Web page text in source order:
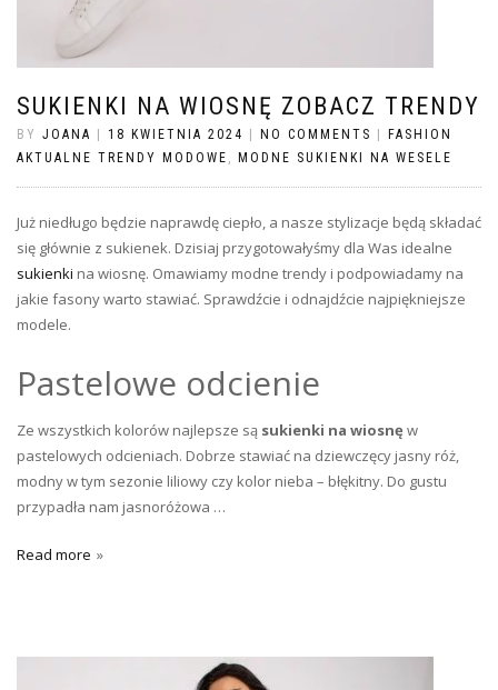
SUKIENKI NA WIOSNĘ ZOBACZ TRENDY
BY JOANA 18 KWIETNIA 2024 NO COMMENTS
FASHION
AKTUALNE TRENDY MODOWE , MODNE SUKIENKI NA WESELE
Już niedługo będzie naprawdę ciepło, a nasze stylizacje będą składać
się głównie z sukienek. Dzisiaj przygotowałyśmy dla Was idealne
sukienki na wiosnę. Omawiamy modne trendy i podpowiadamy na
jakie fasony warto stawiać. Sprawdźcie i odnajdźcie najpiękniejsze
modele.
Pastelowe odcienie
Ze wszystkich kolorów najlepsze są sukienki na wiosnę w
pastelowych odcieniach. Dobrze stawiać na dziewczęcy jasny róż,
modny w tym sezonie liliowy czy kolor nieba – błękitny. Do gustu
przypadła nam jasnoróżowa …
Read more